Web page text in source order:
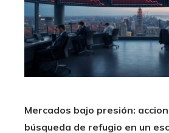
Mercados bajo presión:
búsqueda de refugio en un